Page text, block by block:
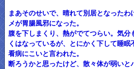
まあそのせいで、晴れて別居となったわ
メが胃腸風邪になった。
腹を下しまくり、熱がでてつらい。気分
くはなっているが、とにかく下して睡眠
看病にこいと言われた。
断ろうかと思ったけど、散々体が弱いと